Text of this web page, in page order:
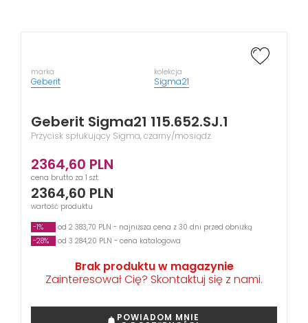
marka
Geberit
kolekcja
Sigma21
Geberit Sigma21 115.652.SJ.1
Przycisk spłukujący Sigma, czarny/mosiądz
2364,60 PLN
cena brutto za 1 szt.
2364,60 PLN
wartość produktu
-1%
od 2 383,70 PLN - najniższa cena z 30 dni przed obniżką
-28%
od 3 284,20 PLN - cena katalogowa
Brak produktu w magazynie
Zainteresował Cię? Skontaktuj się z nami.
POWIADOM MNIE